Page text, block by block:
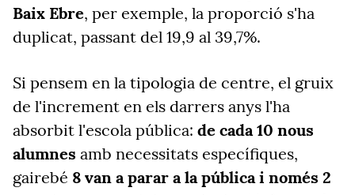
Baix Ebre, per exemple, la proporció s'ha
duplicat, passant del 19,9 al 39,7%.
Si pensem en la tipologia de centre, el gruix
de l'increment en els darrers anys l'ha
absorbit l'escola pública: de cada 10 nous
alumnes amb necessitats específiques,
gairebé 8 van a parar a la pública i només 2